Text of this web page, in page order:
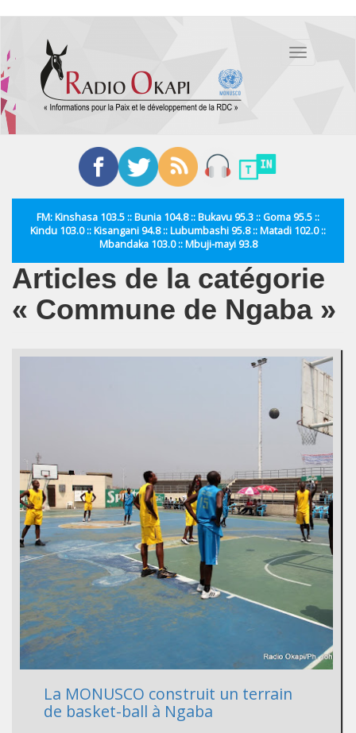
contenu
principal
Toggle
FM: Kinshasa 103.5 :: Bunia 104.8 :: Bukavu 95.3 :: Goma 95.5 ::
Kindu 103.0 :: Kisangani 94.8 :: Lubumbashi 95.8 :: Matadi 102.0 ::
Mbandaka 103.0 :: Mbuji-mayi 93.8
Articles de la catégorie
« Commune de Ngaba »
La MONUSCO construit un terrain
de basket-ball à Ngaba